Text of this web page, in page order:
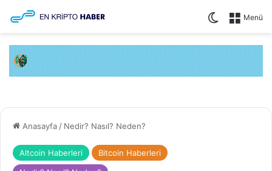
Menü
Dış
Anasayfa / Nedir? Nasıl? Neden?
Altcoin Haberleri
Bitcoin Haberleri